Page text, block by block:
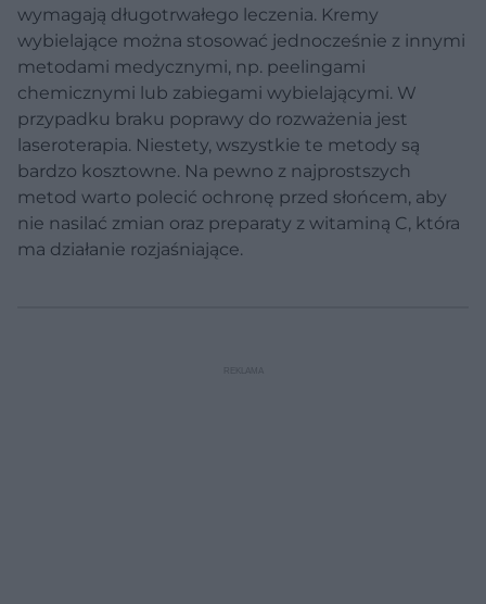
wymagają długotrwałego leczenia. Kremy
wybielające można stosować jednocześnie z innymi
metodami medycznymi, np. peelingami
chemicznymi lub zabiegami wybielającymi. W
przypadku braku poprawy do rozważenia jest
laseroterapia. Niestety, wszystkie te metody są
bardzo kosztowne. Na pewno z najprostszych
metod warto polecić ochronę przed słońcem, aby
nie nasilać zmian oraz preparaty z witaminą C, która
ma działanie rozjaśniające.